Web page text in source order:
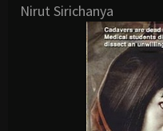
Nirut Sirichanya